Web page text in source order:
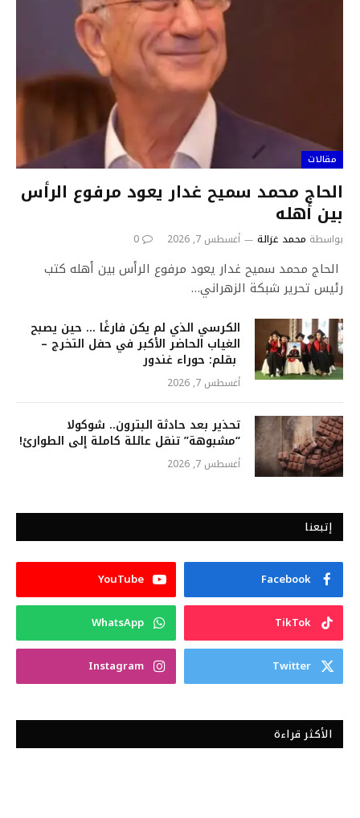
مقالات
الحاج محمد سميح غدار يعود مرفوع الرأس
بين أهله
بواسطة محمد غزالة أغسطس 7, 2026 0
الحاج محمد سميح غدار يعود مرفوع الرأس بين أهله كتب
رئيس تحرير شبكة الزهراني…
الكرسي الذي لم يكن فارغًا … حين يصبح
الغياب الحاضر الأكبر في حفل التخرج –
بقلم: حوراء غندور
أغسطس 7, 2026
تحذير بعد حادثة البترون.. شوكولا
“مشبوهة” تنقل عائلة كاملة إلى الطوارئ!
أغسطس 7, 2026
إتبعنا
Facebook
YouTube
TikTok
WhatsApp
Twitter
Instagram
الأكثر قراءة